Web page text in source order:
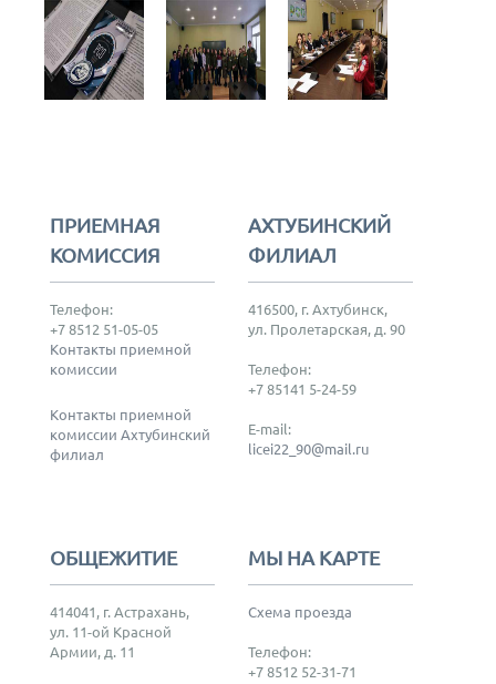
ПРИЕМНАЯ
КОМИССИЯ
Телефон:
+7 8512 51-05-05
Контакты приемной
комиссии
Контакты приемной
комиссии Ахтубинский
филиал
АХТУБИНСКИЙ
ФИЛИАЛ
416500, г. Ахтубинск,
ул. Пролетарская, д. 90
Телефон:
+7 85141 5-24-59
E-mail:
licei22_90@mail.ru
ОБЩЕЖИТИЕ
414041, г. Астрахань,
ул. 11-ой Красной
Армии, д. 11
МЫ НА КАРТЕ
Схема проезда
Телефон:
+7 8512 52-31-71